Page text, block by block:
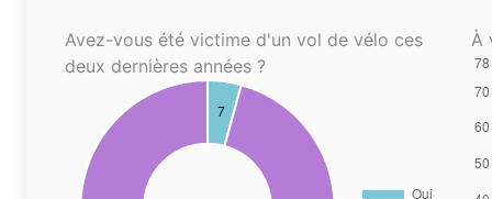
Avez-vous été victime d'un vol de vélo ces
deux dernières années ?
À